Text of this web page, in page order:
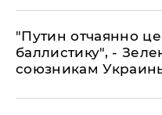
"Путин отчаянно
баллистику", -
союзникам